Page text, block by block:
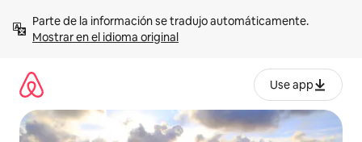
contenidoMostrar en el idioma original
Use app